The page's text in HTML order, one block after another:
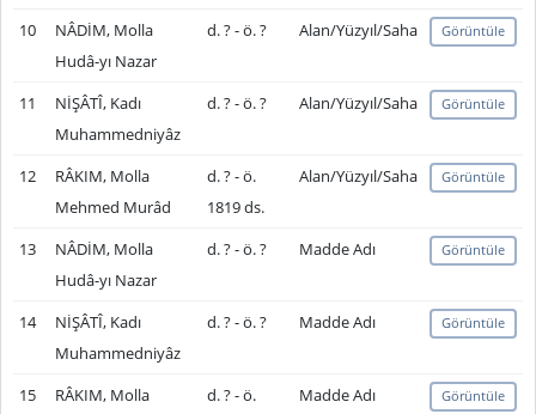
10
NÂDİM, Molla
Hudâ-yı Nazar
d. ? - ö. ? Alan/Yüzyıl/Saha Görüntüle
11
NİŞÂTÎ, Kadı
Muhammedniyâz
d. ? - ö. ? Alan/Yüzyıl/Saha Görüntüle
12
RÂKIM, Molla
Mehmed Murâd
d. ? - ö.
1819 ds.
Alan/Yüzyıl/Saha Görüntüle
13
NÂDİM, Molla
Hudâ-yı Nazar
d. ? - ö. ? Madde Adı Görüntüle
14
NİŞÂTÎ, Kadı
Muhammedniyâz
d. ? - ö. ? Madde Adı Görüntüle
15 RÂKIM, Molla d. ? - ö. Madde Adı Görüntüle